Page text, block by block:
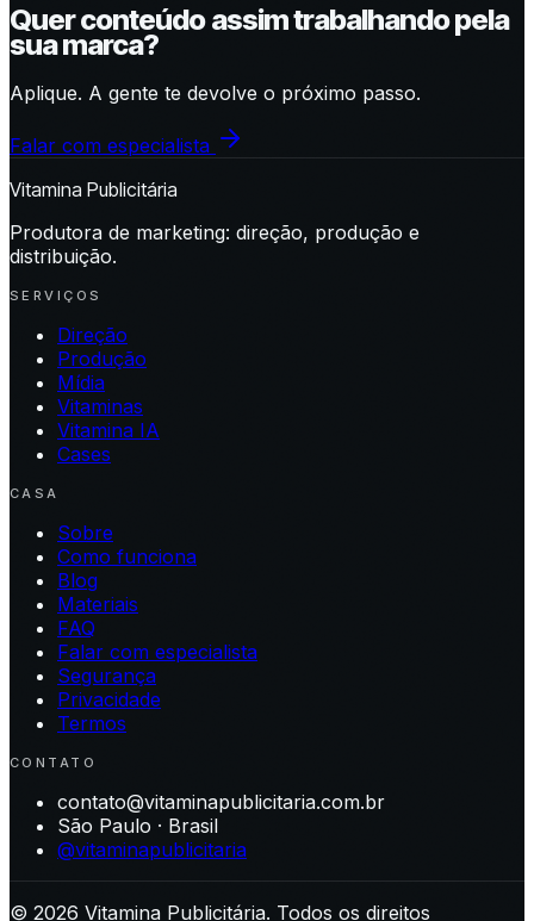
Quer conteúdo assim trabalhando pela
sua marca?
Aplique. A gente te devolve o próximo passo.
Falar com especialista
Vitamina Publicitária
Produtora de marketing: direção, produção e
distribuição.
SERVIÇOS
Direção
Produção
Mídia
Vitaminas
Vitamina IA
Cases
CASA
Sobre
Como funciona
Blog
Materiais
FAQ
Falar com especialista
Segurança
Privacidade
Termos
CONTATO
contato@vitaminapublicitaria.com.br
São Paulo · Brasil
@vitaminapublicitaria
© 2026 Vitamina Publicitária. Todos os direitos